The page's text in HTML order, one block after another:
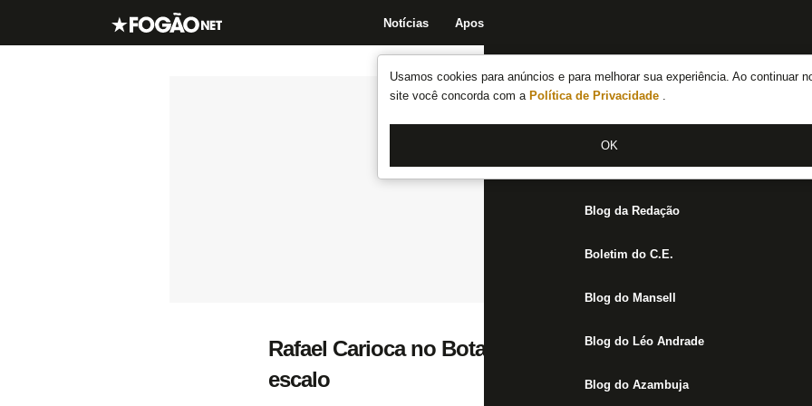
Usamos cookies para anúncios e para melhorar sua experiência. Ao continuar
site você concorda com a Política de Privacidade .
OK
Notícias Apostas
Notícias do Botafogo
Fórum
Jogos
Blog da Redação
Boletim do C.E.
Blog do Mansell
Blog do Léo Andrade
Blog do Azambuja
Rafael Carioca no Botafogo: finge que é opção que eu
escalo